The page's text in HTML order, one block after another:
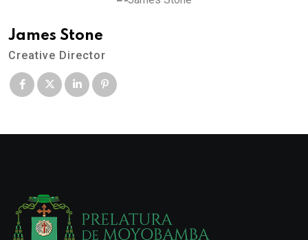
James Stone
Creative Director